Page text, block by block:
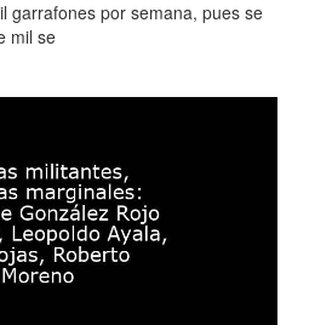
garrafones por semana, pues se
mil se